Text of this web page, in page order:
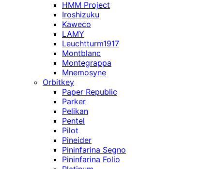
HMM Project
Iroshizuku
Kaweco
LAMY
Leuchtturm1917
Montblanc
Montegrappa
Mnemosyne
Orbitkey
Paper Republic
Parker
Pelikan
Pentel
Pilot
Pineider
Pininfarina Segno
Pininfarina Folio